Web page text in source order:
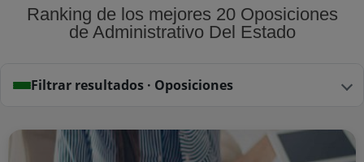
Ranking de los mejores 20 Oposiciones
de Administrativo Del Estado
Filtrar resultados · Oposiciones